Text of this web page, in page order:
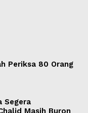
Periksa 80 Orang
Segera
Masih Buron